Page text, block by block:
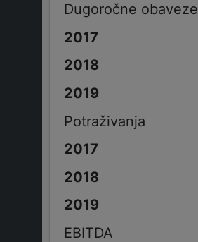
Dugoročne obaveze
Potraživanja
EBITDA